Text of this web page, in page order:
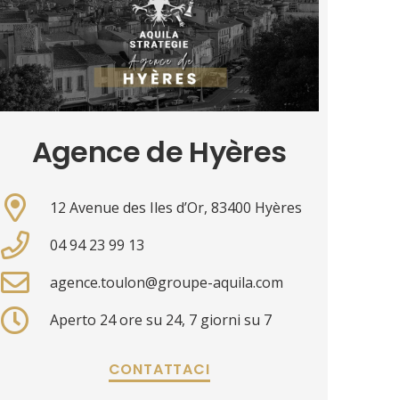
Agence de Hyères
12 Avenue des Iles d’Or, 83400 Hyères
04 94 23 99 13
agence.toulon@groupe-aquila.com
Aperto 24 ore su 24, 7 giorni su 7
CONTATTACI